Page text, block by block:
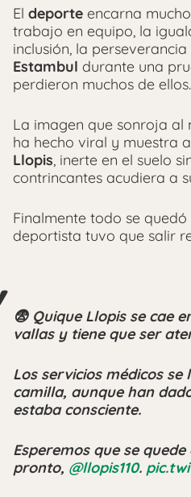
El deporte encarna
trabajo en equipo, la
inclusión, la
Estambul durante una
perdieron muchos de ellos.
La imagen que sonroja al
ha hecho viral y muestra
Llopis, inerte en el suelo
contrincantes acudiera a
Finalmente todo se
deportista tuvo que salir
😨 Quique Llopis se cae
vallas y tiene que ser
Los servicios médicos se
camilla, aunque han
estaba consciente.
Esperemos que se
pronto, @llopis110.